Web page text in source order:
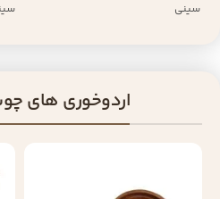
سینی
اردوخوری های